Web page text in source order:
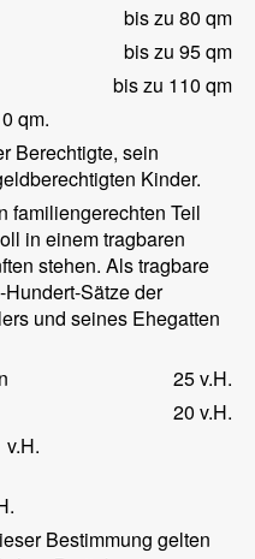
bis zu 80 qm
bis zu 95 qm
bis zu 110 qm
qm.
Berechtigte, sein
Kinder.
familiengerechten Teil
in einem tragbaren
stehen. Als tragbare
Sätze der
und seines Ehegatten
25 v.H.
20 v.H.
Bestimmung gelten